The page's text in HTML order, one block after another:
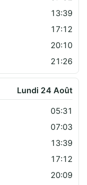
13:39
17:12
20:10
21:26
Lundi 24 Août
05:31
07:03
13:39
17:12
20:09